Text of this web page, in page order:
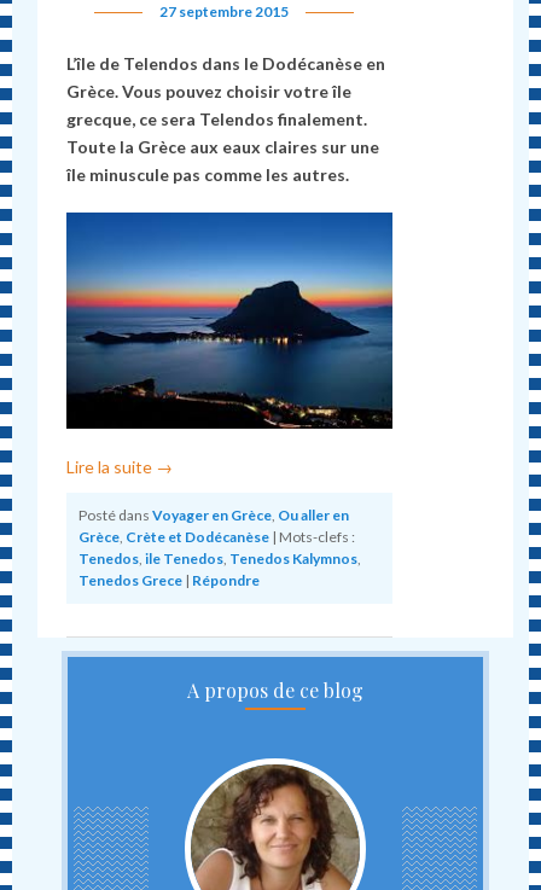
27 septembre 2015
L’île de Telendos dans le Dodécanèse en
Grèce. Vous pouvez choisir votre île
grecque, ce sera Telendos finalement.
Toute la Grèce aux eaux claires sur une
île minuscule pas comme les autres.
Lire la suite →
Posté dans Voyager en Grèce, Ou aller en
Grèce, Crète et Dodécanèse | Mots-clefs :
Tenedos,ile Tenedos, Tenedos Kalymnos,
Tenedos Grece | Répondre
A propos de ce blog